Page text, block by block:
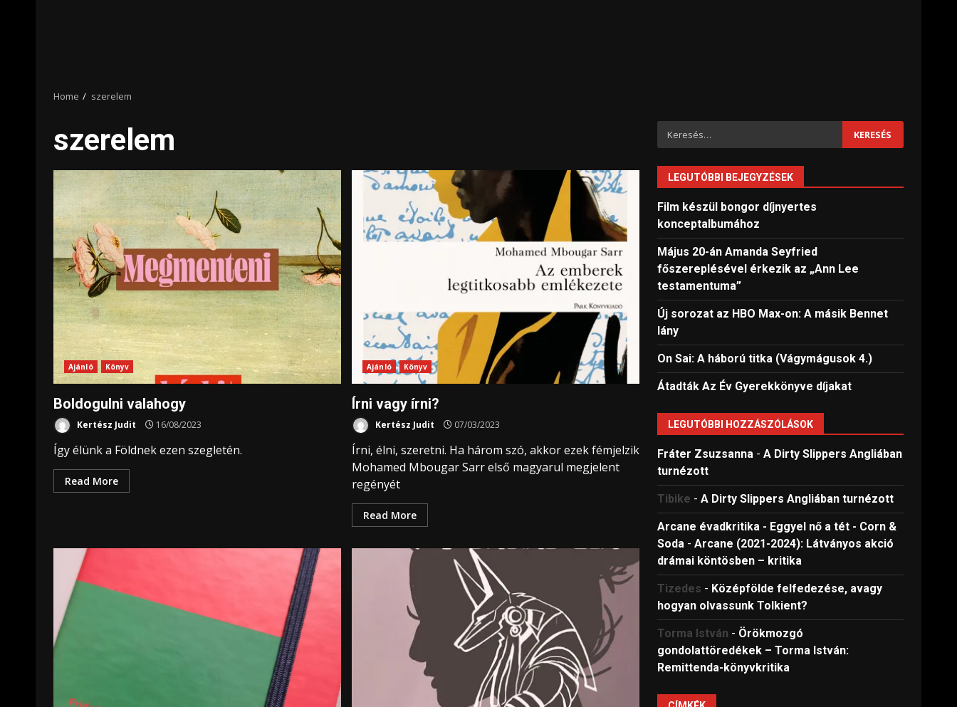
Home szerelem
szerelem
Ajánló Könyv
Boldogulni valahogy
Kertész Judit 16/08/2023
Így élünk a Földnek ezen szegletén.
Read More
Ajánló Könyv
Írni vagy írni?
Kertész Judit 07/03/2023
Írni, élni, szeretni. Ha három szó, akkor ezek fémjelzik
Mohamed Mbougar Sarr első magyarul megjelent
regényét
Read More
Keresés:
LEGUTÓBBI BEJEGYZÉSEK
Film készül bongor díjnyertes
konceptalbumához
Május 20-án Amanda Seyfried
főszereplésével érkezik az „Ann Lee
testamentuma”
Új sorozat az HBO Max-on: A másik Bennet
lány
On Sai: A ​háború titka (Vágymágusok 4.)
Átadták Az Év Gyerekkönyve díjakat
LEGUTÓBBI HOZZÁSZÓLÁSOK
Fráter Zsuzsanna -A Dirty Slippers Angliában
turnézott
Tibike -A Dirty Slippers Angliában turnézott
Arcane évadkritika - Eggyel nő a tét - Corn &
Soda -Arcane (2021-2024): Látványos akció
drámai köntösben – kritika
Tizedes - Középfölde felfedezése, avagy
hogyan olvassunk Tolkient?
Torma István - Örökmozgó
gondolattöredékek – Torma István:
Remittenda-könyvkritika